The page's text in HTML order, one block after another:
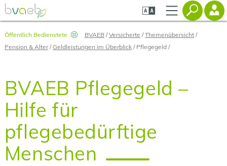
Zum
Seiteninhalt
springen
Zur
Navigation
springen
Zur
Mobilen
Navigation
Öffentlich Bedienstete BVAEB Versicherte
Themenübersicht
Pension & Alter
Geldleistungen im Überblick Pflegegeld
BVAEB Pflegegeld –
Hilfe für
pflegebedürftige
Menschen